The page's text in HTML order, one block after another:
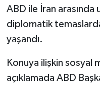
ABD ile İran
diplomatik
yaşandı.
Konuya ilişkin sosyal
açıklamada ABD